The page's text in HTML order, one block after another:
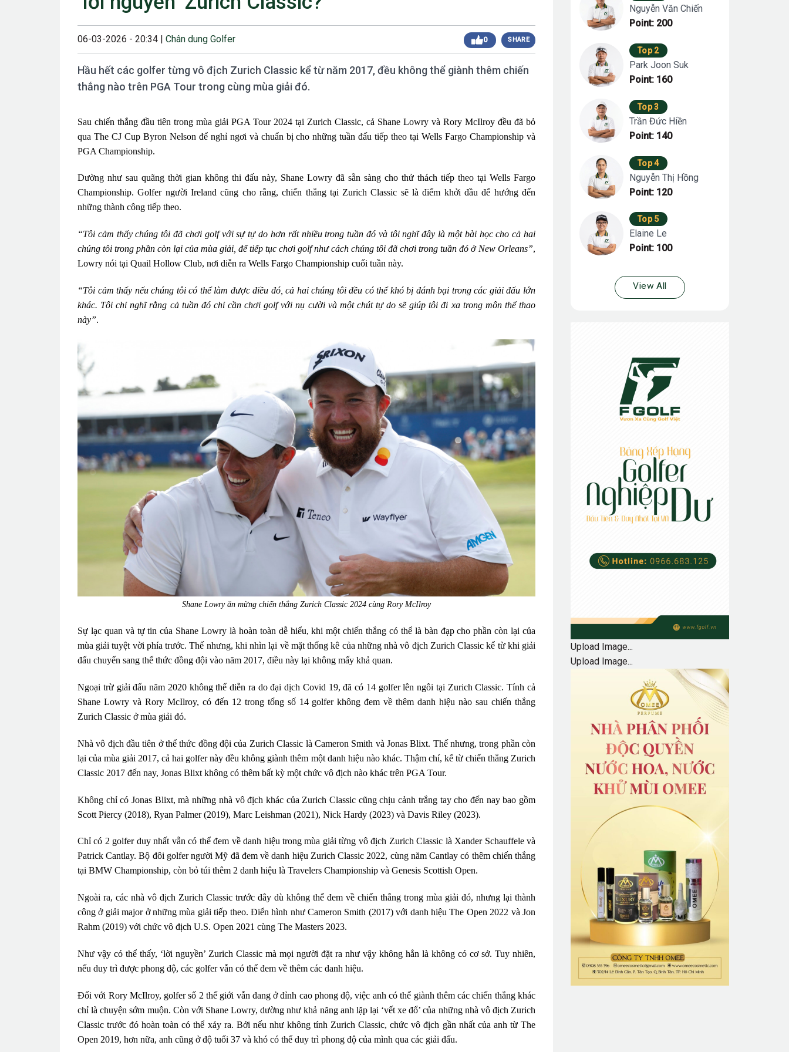
28/06/2024 12:00 chiều
Giải Golf Gia Đình lần 1 (Family Golf Tournament
Giải Golf Doanh nghiệp và Thương hiệu Việt Nam
lần thứ 22 (Business Vietnam Cup 22)
Giải Golf Vô địch các CLB toàn quốc Lần 1
(Vietnam Golf Club Championship 2024)
22/12/2023 12:30 chiều
Giải Golf Cặp đôi hoàn hảo Lần 2 (Perfect Golf
26/10/2023 12:00 chiều
Giải Golf Business & Brand VN Championship 20
06-03-2026 - 20:34 | Chân dung Golfer 0 SHARE
Hầu hết các golfer từng vô địch Zurich Classic kể từ năm 2017, đều không thể giành thêm chiến
thắng nào trên PGA Tour trong cùng mùa giải đó.
Sau chiến thắng đầu tiên trong mùa giải PGA Tour 2024 tại Zurich Classic, cả Shane Lowry và Rory McIlroy đều đã bỏ
qua The CJ Cup Byron Nelson để nghỉ ngơi và chuẩn bị cho những tuần đấu tiếp theo tại Wells Fargo Championship và
PGA Championship.
Dường như sau quãng thời gian không thi đấu này, Shane Lowry đã sẵn sàng cho thử thách tiếp theo tại Wells Fargo
Championship. Golfer người Ireland cũng cho rằng, chiến thắng tại Zurich Classic sẽ là điểm khởi đầu để hướng đến
những thành công tiếp theo.
“Tôi cảm thấy chúng tôi đã chơi golf với sự tự do hơn rất nhiều trong tuần đó và tôi nghĩ đây là một bài học cho cả hai
chúng tôi trong phần còn lại của mùa giải, để tiếp tục chơi golf như cách chúng tôi đã chơi trong tuần đó ở New Orleans”,
Lowry nói tại Quail Hollow Club, nơi diễn ra Wells Fargo Championship cuối tuần này.
“Tôi cảm thấy nếu chúng tôi có thể làm được điều đó, cả hai chúng tôi đều có thể khó bị đánh bại trong các giải đấu lớn
khác. Tôi chỉ nghĩ rằng cả tuần đó chỉ cần chơi golf với nụ cười và một chút tự do sẽ giúp tôi đi xa trong môn thể thao
này”.
Shane Lowry ăn mừng chiến thắng Zurich Classic 2024 cùng Rory McIlroy
Sự lạc quan và tự tin của Shane Lowry là hoàn toàn dễ hiểu, khi một chiến thắng có thể là bàn đạp cho phần còn lại của
mùa giải tuyệt vời phía trước. Thế nhưng, khi nhìn lại về mặt thống kê của những nhà vô địch Zurich Classic kể từ khi giải
đấu chuyển sang thể thức đồng đội vào năm 2017, điều này lại không mấy khả quan.
Ngoại trừ giải đấu năm 2020 không thể diễn ra do đại dịch Covid 19, đã có 14 golfer lên ngôi tại Zurich Classic. Tính cả
Shane Lowry và Rory McIlroy, có đến 12 trong tổng số 14 golfer không đem về thêm danh hiệu nào sau chiến thắng
Zurich Classic ở mùa giải đó.
Nhà vô địch đầu tiên ở thể thức đồng đội của Zurich Classic là Cameron Smith và Jonas Blixt. Thế nhưng, trong phần còn
lại của mùa giải 2017, cả hai golfer này đều không giành thêm một danh hiệu nào khác. Thậm chí, kể từ chiến thắng Zurich
Classic 2017 đến nay, Jonas Blixt không có thêm bất kỳ một chức vô địch nào khác trên PGA Tour.
Không chỉ có Jonas Blixt, mà những nhà vô địch khác của Zurich Classic cũng chịu cảnh trắng tay cho đến nay bao gồm
Scott Piercy (2018), Ryan Palmer (2019), Marc Leishman (2021), Nick Hardy (2023) và Davis Riley (2023).
Chỉ có 2 golfer duy nhất vẫn có thể đem về danh hiệu trong mùa giải từng vô địch Zurich Classic là Xander Schauffele và
Patrick Cantlay. Bộ đôi golfer người Mỹ đã đem về danh hiệu Zurich Classic 2022, cùng năm Cantlay có thêm chiến thắng
tại BMW Championship, còn bỏ túi thêm 2 danh hiệu là Travelers Championship và Genesis Scottish Open.
Ngoài ra, các nhà vô địch Zurich Classic trước đây dù không thể đem về chiến thắng trong mùa giải đó, nhưng lại thành
công ở giải major ở những mùa giải tiếp theo. Điển hình như Cameron Smith (2017) với danh hiệu The Open 2022 và Jon
Rahm (2019) với chức vô địch U.S. Open 2021 cùng The Masters 2023.
Như vậy có thể thấy, ‘lời nguyền’ Zurich Classic mà mọi người đặt ra như vậy không hẳn là không có cơ sở. Tuy nhiên,
nếu duy trì được phong độ, các golfer vẫn có thể đem về thêm các danh hiệu.
Đối với Rory McIlroy, golfer số 2 thế giới vẫn đang ở đỉnh cao phong độ, việc anh có thể giành thêm các chiến thắng khác
chỉ là chuyện sớm muộn. Còn với Shane Lowry, dường như khả năng anh lặp lại ‘vết xe đổ’ của những nhà vô địch Zurich
Classic trước đó hoàn toàn có thể xảy ra. Bởi nếu như không tính Zurich Classic, chức vô địch gần nhất của anh từ The
Open 2019, hơn nữa, anh cũng ở độ tuổi 37 và khó có thể duy trì phong độ của mình qua các giải đấu.
Nguyễn Văn Chiến
Point: 200
Top 2
Park Joon Suk
Point: 160
Top 3
Trần Đức Hiền
Point: 140
Top 4
Nguyễn Thị Hồng
Point: 120
Top 5
Elaine Le
Point: 100
View All
Upload Image...
Upload Image...